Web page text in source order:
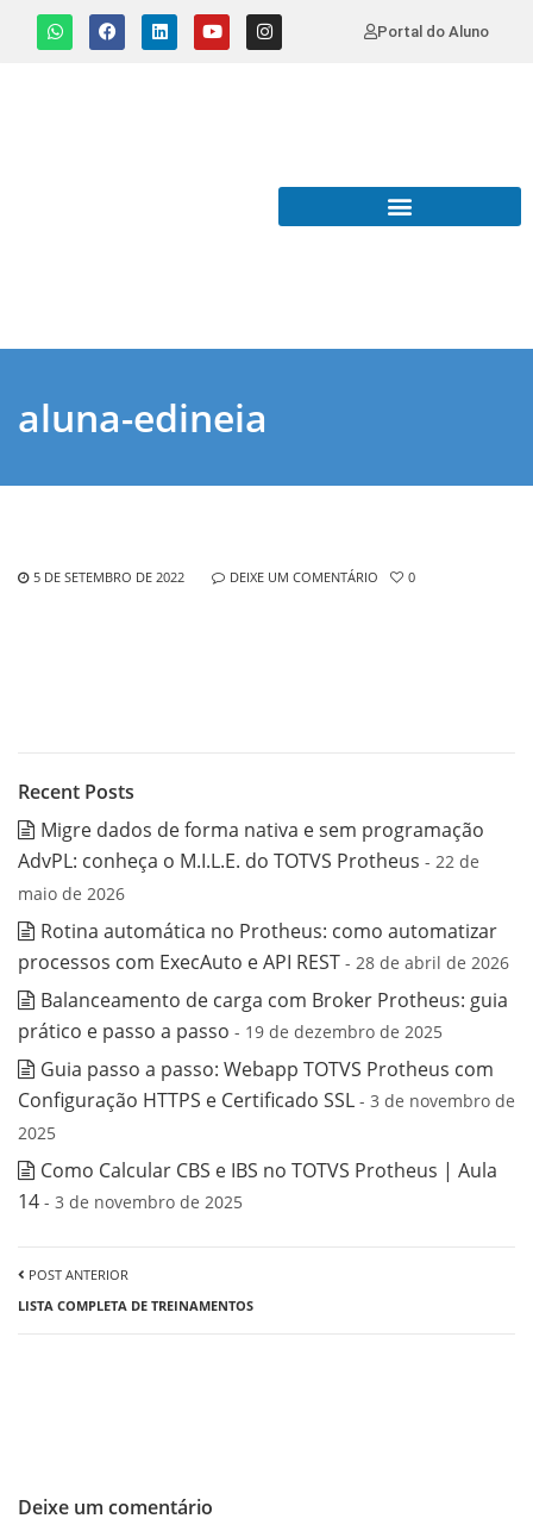
Portal do Aluno
aluna-edineia
5 DE SETEMBRO DE 2022 DEIXE UM COMENTÁRIO 0
Recent Posts
Migre dados de forma nativa e sem programação
AdvPL: conheça o M.I.L.E. do TOTVS Protheus - 22 de
maio de 2026
Rotina automática no Protheus: como automatizar
processos com ExecAuto e API REST - 28 de abril de 2026
Balanceamento de carga com Broker Protheus: guia
prático e passo a passo - 19 de dezembro de 2025
Guia passo a passo: Webapp TOTVS Protheus com
Configuração HTTPS e Certificado SSL - 3 de novembro de
2025
Como Calcular CBS e IBS no TOTVS Protheus | Aula
14 - 3 de novembro de 2025
POST ANTERIOR
LISTA COMPLETA DE TREINAMENTOS
Deixe um comentário